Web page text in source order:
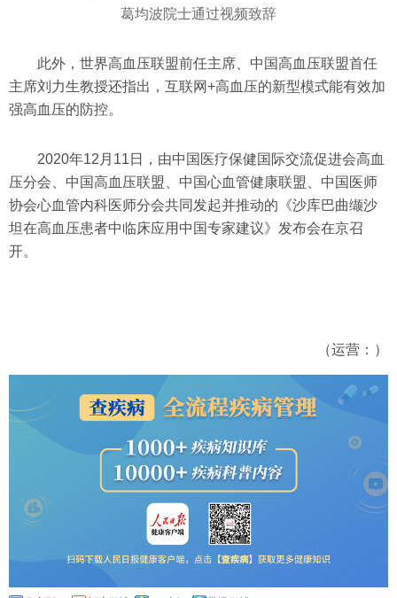
葛均波院士通过视频致辞
此外，世界高血压联盟前任主席、中国高血压联盟首任
主席刘力生教授还指出，互联网+高血压的新型模式能有效加
强高血压的防控。
2020年12月11日，由中国医疗保健国际交流促进会高血
压分会、中国高血压联盟、中国心血管健康联盟、中国医师
协会心血管内科医师分会共同发起并推动的《沙库巴曲缬沙
坦在高血压患者中临床应用中国专家建议》发布会在京召
开。
（运营：）